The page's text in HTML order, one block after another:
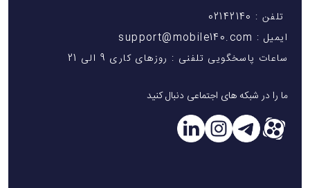
تلفن : 02142140
ایمیل : support@mobile140.com
ساعات پاسخگویی تلفنی : روزهای کاری 9 الی 21
ما را در شبکه های اجتماعی دنبال کنید